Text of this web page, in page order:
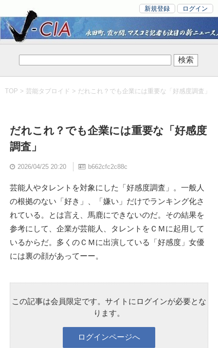
新規登録 ログイン
TOP > 芸能タブロイド > だれこれ？でも企業には重要な「好感度調査」
だれこれ？でも企業には重要な「好感度
調査」
2026/04/25 20:20 b662cfc2c88c
芸能人やタレントを対象にした「好感度調査」。一般人
の根拠のない「好き」、「嫌い」だけでランキング化さ
れている。とは言え、馬鹿にできないのだ。その結果を
参考にして、企業が芸能人、タレントをＣＭに起用して
いるからだ。多くのＣＭに出演している「好感度」女優
には裏の顔があってーー。
この記事は会員限定です。サイトにログインが必要とな
ります。